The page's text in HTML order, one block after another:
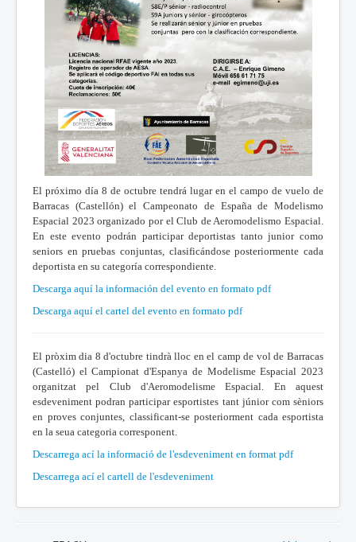
El próximo día 8 de octubre tendrá lugar en el campo de vuelo de
Barracas (Castellón) el Campeonato de España de Modelismo
Espacial 2023 organizado por el Club de Aeromodelismo Espacial.
En este evento podrán participar deportistas tanto junior como
seniors en pruebas conjuntas, clasificándose posteriormente cada
deportista en su categoría correspondiente.
Descarga aquí la información del evento en formato pdf
Descarga aquí el cartel del evento en formato pdf
El pròxim dia 8 d'octubre tindrà lloc en el camp de vol de Barracas
(Castelló) el Campionat d'Espanya de Modelisme Espacial 2023
organitzat pel Club d'Aeromodelisme Espacial. En aquest
esdeveniment podran participar esportistes tant júnior com sèniors
en proves conjuntes, classificant-se posteriorment cada esportista
en la seua categoria corresponent.
Descarrega ací la informació de l'esdeveniment en format pdf
Descarrega ací el cartell de l'esdeveniment